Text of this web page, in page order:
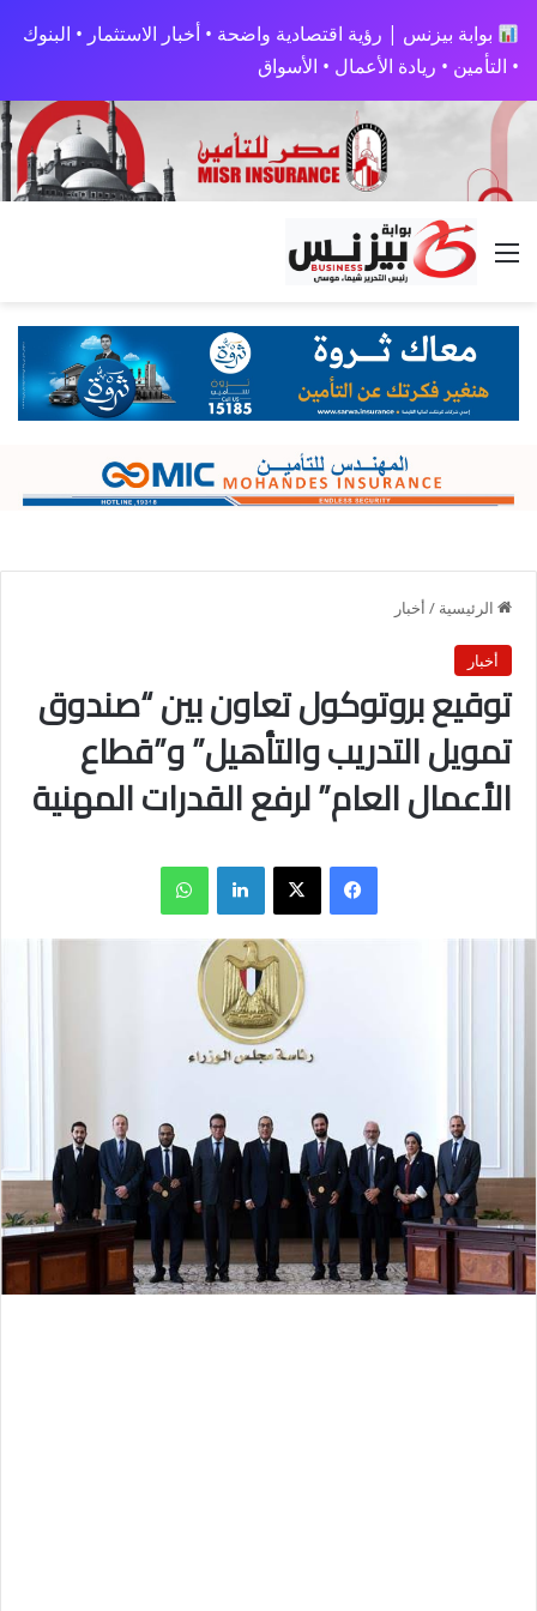
بوابة بيزنس | رؤية اقتصادية واضحة • أخبار الاستثمار • البنوك
• التأمين • ريادة الأعمال • الأسواق
القائمة
الرئيسية / أخبار
أخبار
توقيع بروتوكول تعاون بين “صندوق
تمويل التدريب والتأهيل” و”قطاع
الأعمال العام” لرفع القدرات المهنية
فيسبوك X لينكدإن